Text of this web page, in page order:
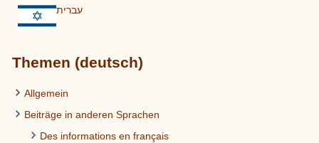
עברית
Themen (deutsch)
Allgemein
Beiträge in anderen Sprachen
Des informations en français